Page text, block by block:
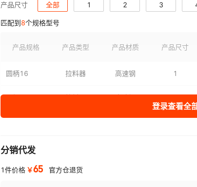
产品尺寸 全部 1 2 3
8
匹配到8个规格型号
产品规格 产品类型 产品材质 产品尺寸
圆柄16 拉料器 高速钢 1
圆柄20 拉料器 高速钢 2
圆柄32
方柄16 拉料器
登录查看全
分销代发
1件价格 ￥65 官方仓退货